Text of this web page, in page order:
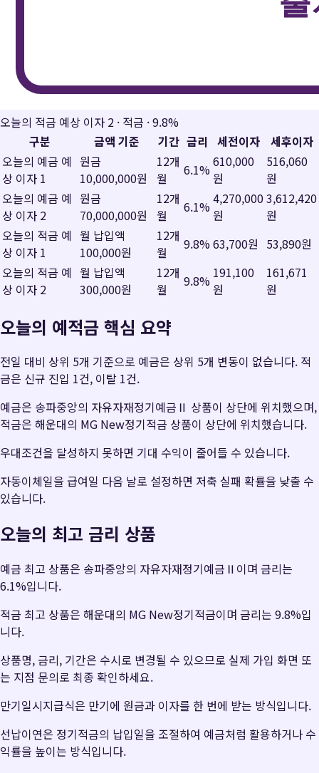
오늘의 적금 예상 이자 2 · 적금 ·9.8%
구분
금액 기준 기간 금리 세전이자
세후이자
오늘의 예금 예
상 이자 1
원금
10,000,000원
12개
월
6.1%610,000
원
516,060
원
오늘의 예금 예
상 이자 2
원금
70,000,000원
12개
월
6.1%4,270,000
원
3,612,420
원
오늘의 적금 예
상 이자 1
월 납입액
100,000원
12개
월
9.8%63,700원 53,890원
오늘의 적금 예
상 이자 2
월 납입액
300,000원
12개
월
9.8% 191,100
원
161,671
원
오늘의 예적금 핵심 요약
전일 대비 상위 5개 기준으로 예금은 상위 5개 변동이 없습니다. 적
금은 신규 진입 1건, 이탈 1건.
예금은 송파중앙의 자유자재정기예금Ⅱ 상품이 상단에 위치했으며,
적금은 해운대의 MG New정기적금 상품이 상단에 위치했습니다.
우대조건을 달성하지 못하면 기대 수익이 줄어들 수 있습니다.
자동이체일을 급여일 다음 날로 설정하면 저축 실패 확률을 낮출 수
있습니다.
오늘의 최고 금리 상품
예금 최고 상품은 송파중앙의 자유자재정기예금Ⅱ이며 금리는
6.1%입니다.
적금 최고 상품은 해운대의 MG New정기적금이며 금리는 9.8%입
니다.
상품명, 금리, 기간은 수시로 변경될 수 있으므로 실제 가입 화면 또
는 지점 문의로 최종 확인하세요.
만기일시지급식은 만기에 원금과 이자를 한 번에 받는 방식입니다.
선납이연은 정기적금의 납입일을 조절하여 예금처럼 활용하거나 수
익률을 높이는 방식입니다.